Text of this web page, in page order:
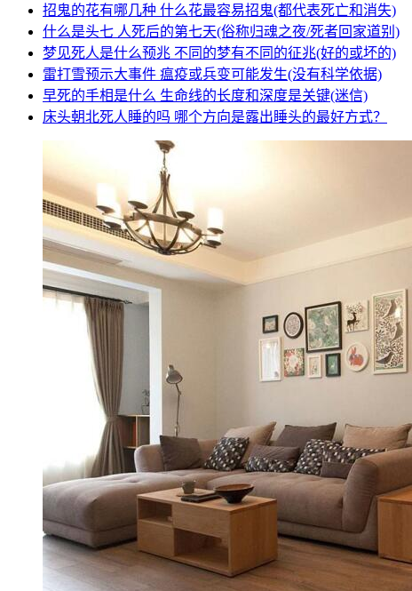
招鬼的花有哪几种 什么花最容易招鬼(都代表死亡和消失)
什么是头七 人死后的第七天(俗称归魂之夜/死者回家道别)
梦见死人是什么预兆 不同的梦有不同的征兆(好的或坏的)
雷打雪预示大事件 瘟疫或兵变可能发生(没有科学依据)
早死的手相是什么 生命线的长度和深度是关键(迷信)
床头朝北死人睡的吗 哪个方向是露出睡头的最好方式？